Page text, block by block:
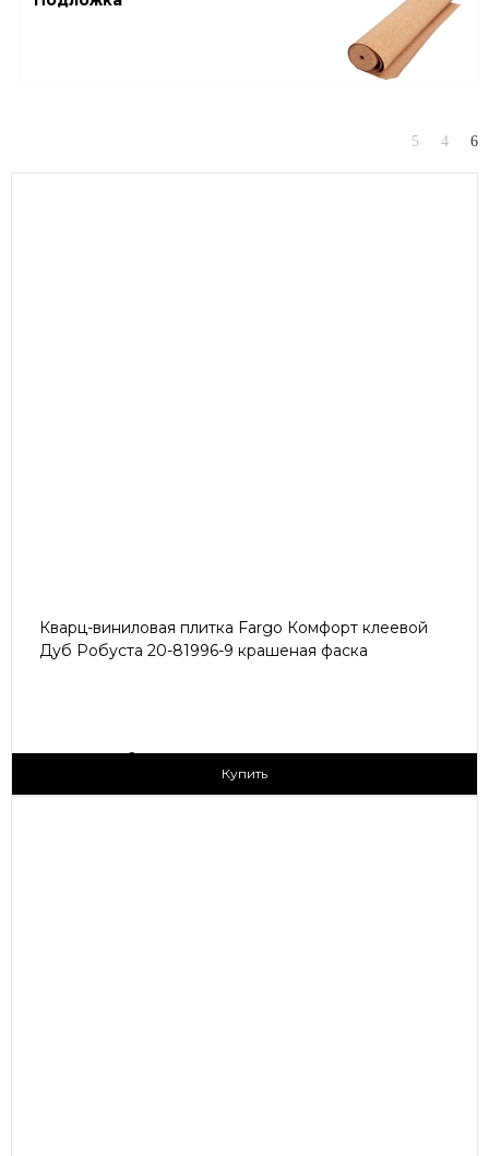
Кварц-виниловая плитка Fargo Комфорт клеевой
Дуб Робуста 20-81996-9 крашеная фаска
2
Купить